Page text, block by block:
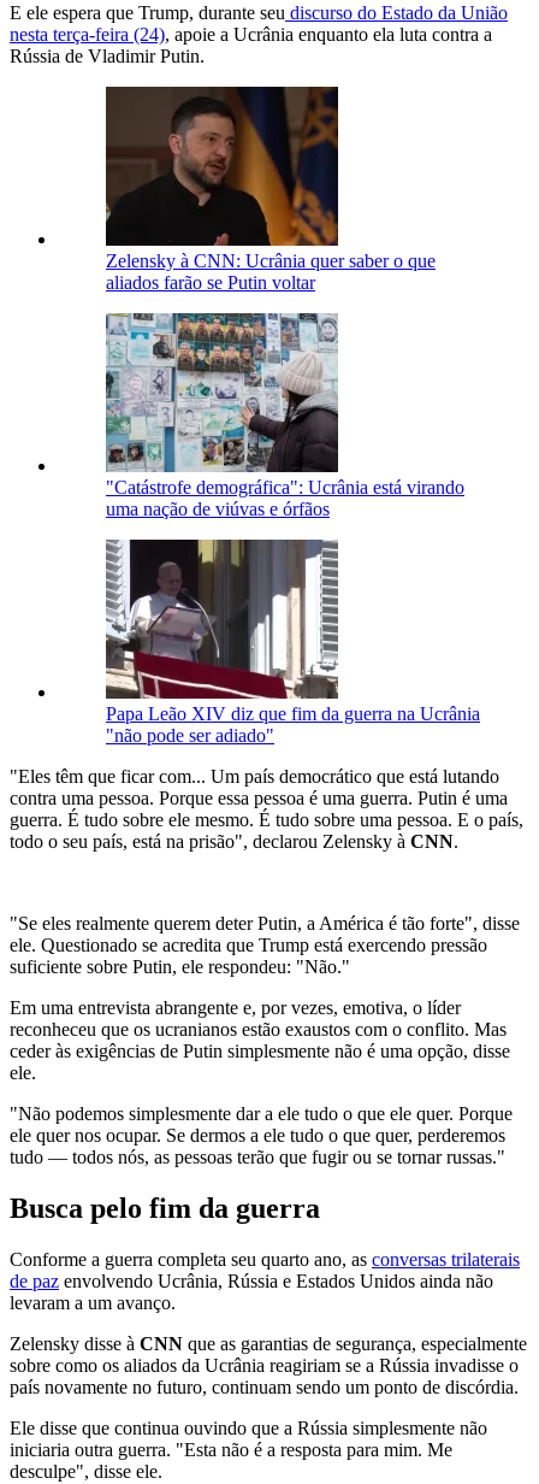
E ele espera que Trump, durante seu discurso do Estado da União
nesta terça-feira (24), apoie a Ucrânia enquanto ela luta contra a
Rússia de Vladimir Putin.
Zelensky à CNN: Ucrânia quer saber o que
aliados farão se Putin voltar
"Catástrofe demográfica": Ucrânia está virando
uma nação de viúvas e órfãos
Papa Leão XIV diz que fim da guerra na Ucrânia
"não pode ser adiado"
"Eles têm que ficar com... Um país democrático que está lutando
contra uma pessoa. Porque essa pessoa é uma guerra. Putin é uma
guerra. É tudo sobre ele mesmo. É tudo sobre uma pessoa. E o país,
todo o seu país, está na prisão", declarou Zelensky à CNN.
"Se eles realmente querem deter Putin, a América é tão forte", disse
ele. Questionado se acredita que Trump está exercendo pressão
suficiente sobre Putin, ele respondeu: "Não."
Em uma entrevista abrangente e, por vezes, emotiva, o líder
reconheceu que os ucranianos estão exaustos com o conflito. Mas
ceder às exigências de Putin simplesmente não é uma opção, disse
ele.
"Não podemos simplesmente dar a ele tudo o que ele quer. Porque
ele quer nos ocupar. Se dermos a ele tudo o que quer, perderemos
tudo — todos nós, as pessoas terão que fugir ou se tornar russas."
Busca pelo fim da guerra
Conforme a guerra completa seu quarto ano, as conversas trilaterais
de paz envolvendo Ucrânia, Rússia e Estados Unidos ainda não
levaram a um avanço.
Zelensky disse à CNN que as garantias de segurança, especialmente
sobre como os aliados da Ucrânia reagiriam se a Rússia invadisse o
país novamente no futuro, continuam sendo um ponto de discórdia.
Ele disse que continua ouvindo que a Rússia simplesmente não
iniciaria outra guerra. "Esta não é a resposta para mim. Me
desculpe", disse ele.